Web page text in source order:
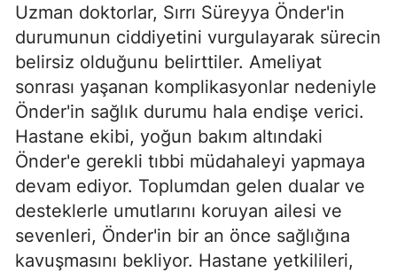
Uzman doktorlar, Sırrı Süreyya Önder'in
durumunun ciddiyetini vurgulayarak sürecin
belirsiz olduğunu belirttiler. Ameliyat
sonrası yaşanan komplikasyonlar nedeniyle
Önder'in sağlık durumu hala endişe verici.
Hastane ekibi, yoğun bakım altındaki
Önder'e gerekli tıbbi müdahaleyi yapmaya
devam ediyor. Toplumdan gelen dualar ve
desteklerle umutlarını koruyan ailesi ve
sevenleri, Önder'in bir an önce sağlığına
kavuşmasını bekliyor. Hastane yetkilileri,